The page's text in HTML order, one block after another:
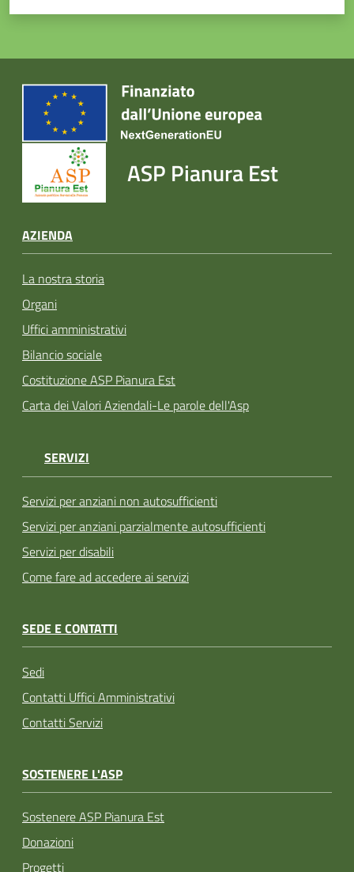
ASP Pianura Est
AZIENDA
La nostra storia
Organi
Uffici amministrativi
Bilancio sociale
Costituzione ASP Pianura Est
Carta dei Valori Aziendali-Le parole dell'Asp
SERVIZI
Servizi per anziani non autosufficienti
Servizi per anziani parzialmente autosufficienti
Servizi per disabili
Come fare ad accedere ai servizi
SEDE E CONTATTI
Sedi
Contatti Uffici Amministrativi
Contatti Servizi
SOSTENERE L'ASP
Sostenere ASP Pianura Est
Donazioni
Progetti